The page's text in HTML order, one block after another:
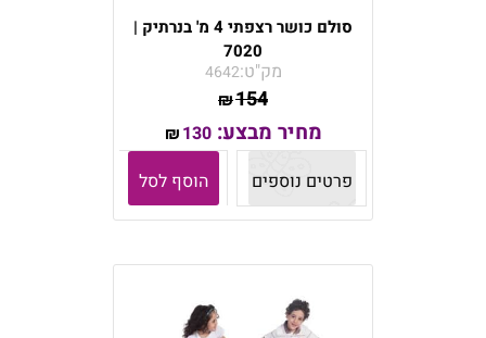
סולם כושר רצפתי 4 מ' בנרתיק |
7020
מק"ט:4642
₪154
מחיר מבצע: ₪130
פרטים נוספים
הוסף לסל